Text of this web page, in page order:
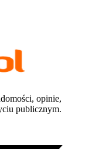
opinie,
publicznym.